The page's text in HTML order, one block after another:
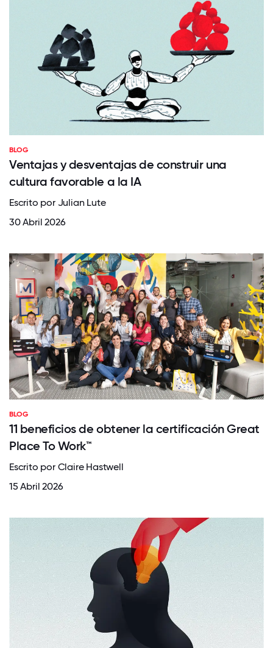
BLOG
Ventajas y desventajas de construir una
cultura favorable a la IA
Escrito por Julian Lute
30 Abril 2026
BLOG
11 beneficios de obtener la certificación Great
Place To Work™
Escrito por Claire Hastwell
15 Abril 2026